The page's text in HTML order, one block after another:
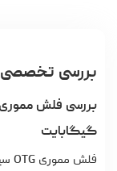
بررسی تخصصی
گیگابایت